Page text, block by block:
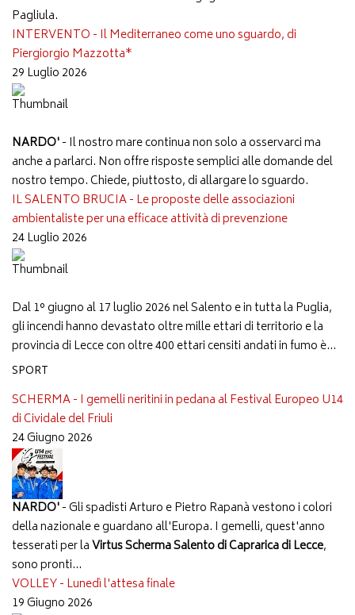
Pagliula.
INTERVENTO - Il Mediterraneo come uno sguardo, di
Piergiorgio Mazzotta*
29 Luglio 2026
NARDO'- Il nostro mare continua non solo a osservarci ma
anche a parlarci. Non offre risposte semplici alle domande del
nostro tempo. Chiede, piuttosto, di allargare lo sguardo.
IL SALENTO BRUCIA - Le proposte delle associazioni
ambientaliste per una efficace attività di prevenzione
24 Luglio 2026
Dal 1° giugno al 17 luglio 2026 nel Salento e in tutta la Puglia,
gli incendi hanno devastato oltre mille ettari di territorio e la
provincia di Lecce con oltre 400 ettari censiti andati in fumo è...
SPORT
SCHERMA - I gemelli neritini in pedana al Festival Europeo U14
di Cividale del Friuli
24 Giugno 2026
NARDO'- Gli spadisti Arturo e Pietro Rapanà vestono i colori
della nazionale e guardano all'Europa. I gemelli, quest'anno
tesserati per laVirtus Scherma Salento di Caprarica di Lecce,
sono pronti...
VOLLEY - Lunedì l'attesa finale
19 Giugno 2026